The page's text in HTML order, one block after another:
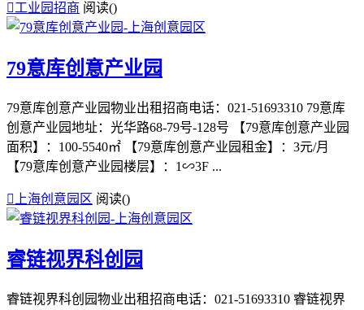
工业园招商 阅读()
79意库创意产业园
79意库创意产业园物业出租招商电话：021-51693310 79意库
创意产业园地址：光华路68-79号-128号 【79意库创意产业园
面积】：100-5540㎡ 【79意库创意产业园租金】：3元/月
【79意库创意产业园楼层】：1∽3F ...
 上海创意园区 阅读()
睿链视界科创园
睿链视界科创园物业出租招商电话：021-51693310 睿链视界